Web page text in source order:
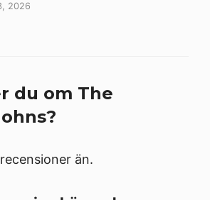
2026
du om The
än.